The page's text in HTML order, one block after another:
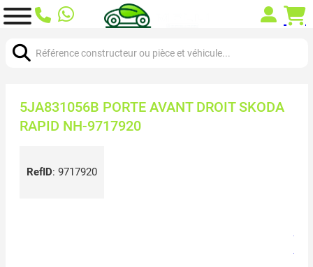
5JA831056B PORTE AVANT DROIT SKODA
RAPID NH-9717920
RefID: 9717920